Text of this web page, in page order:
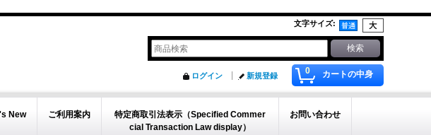
文字サイズ:
0 カートの中身
ログイン 新規登録
New ご利用案内
特定商取引法表示（Specified Commer
cial Transaction Law display）
お問い合わせ